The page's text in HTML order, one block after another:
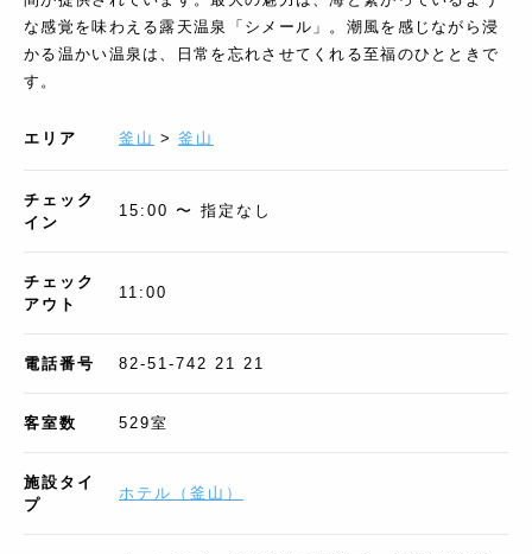
な感覚を味わえる露天温泉「シメール」。潮風を感じながら浸
かる温かい温泉は、日常を忘れさせてくれる至福のひとときで
す。
エリア 釜山 > 釜山
チェック
イン
15:00 〜 指定なし
チェック
アウト
11:00
電話番号 82-51-742 21 21
客室数 529室
施設タイ
プ
ホテル （ 釜山 ）